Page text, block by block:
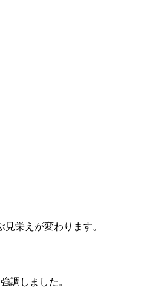
栄えが変わります。
調しました。